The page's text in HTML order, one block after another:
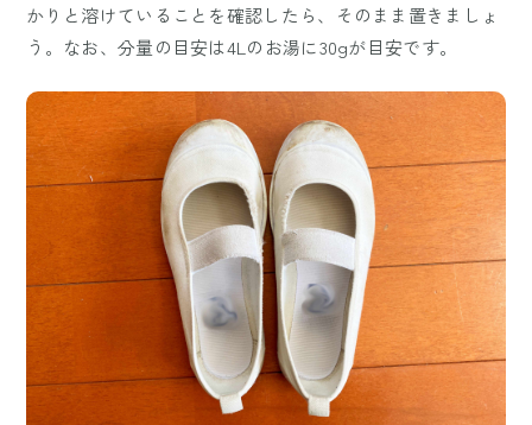
かりと溶けていることを確認したら、そのまま置きましょ
う。なお、分量の目安は4Lのお湯に30gが目安です。